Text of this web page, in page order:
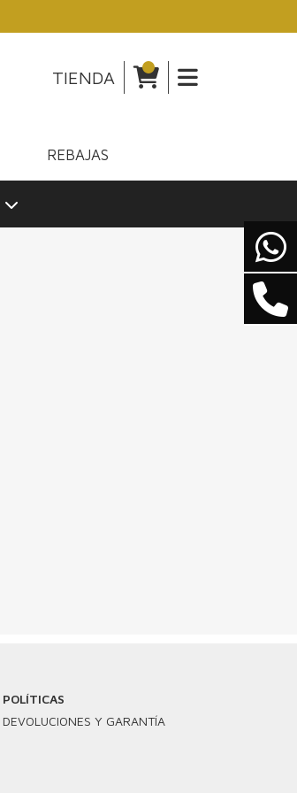
TIENDA
REBAJAS
POLÍTICAS
DEVOLUCIONES Y GARANTÍA